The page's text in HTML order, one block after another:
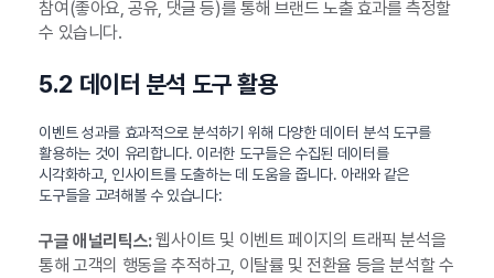
참여(좋아요, 공유, 댓글 등)를 통해 브랜드 노출 효과를 측정할
수 있습니다.
5.2 데이터 분석 도구 활용
이벤트 성과를 효과적으로 분석하기 위해 다양한 데이터 분석 도구를
활용하는 것이 유리합니다. 이러한 도구들은 수집된 데이터를
시각화하고, 인사이트를 도출하는 데 도움을 줍니다. 아래와 같은
도구들을 고려해볼 수 있습니다:
구글 애널리틱스:웹사이트 및 이벤트 페이지의 트래픽 분석을
통해 고객의 행동을 추적하고, 이탈률 및 전환율 등을 분석할 수